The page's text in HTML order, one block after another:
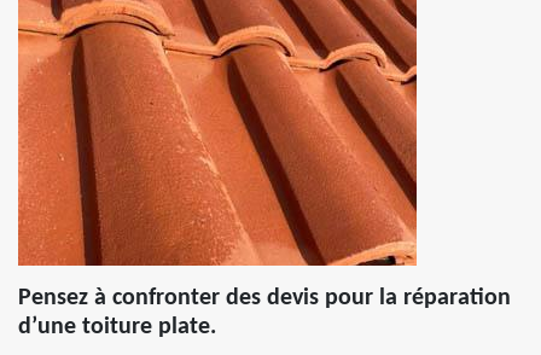
Pensez à confronter des devis pour la réparation
d’une toiture plate.